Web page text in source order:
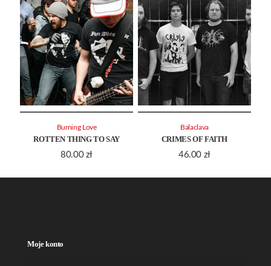
ROTTEN THING TO SAY
80.00 zł
Burning Love
CRIMES OF FAITH
46.00 zł
Balaclava
Moje konto